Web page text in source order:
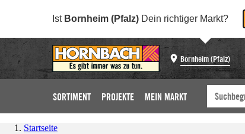
Ist Bornheim (Pfalz) Dein richtiger Markt?
Bornheim (Pfalz)
SORTIMENT PROJEKTE MEIN MARKT
Startseite